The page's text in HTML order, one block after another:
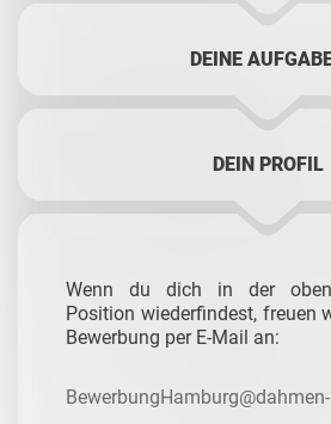
DEINE
DEIN PROFIL
Wenn du dich in der oben
Position wiederfindest, freuen
Bewerbung per E-Mail an: